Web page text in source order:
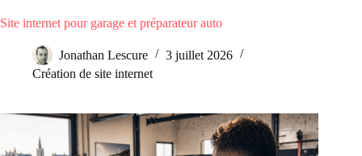
Site internet pour garage et préparateur auto
Jonathan Lescure
3 juillet 2026
Création de site internet